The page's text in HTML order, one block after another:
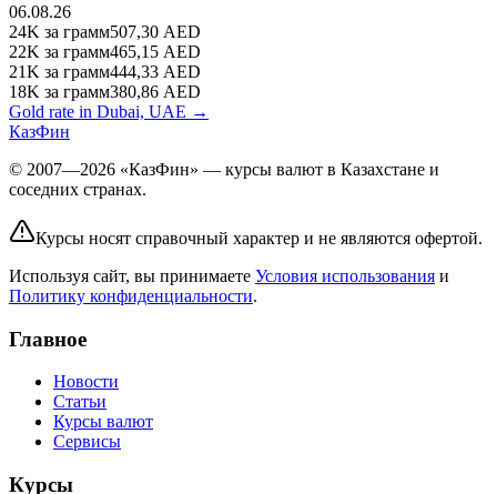
06.08.26
24K за грамм507,30 AED
22K за грамм465,15 AED
21K за грамм444,33 AED
18K за грамм380,86 AED
Gold rate in Dubai, UAE →
КазФин
© 2007—2026 «КазФин» — курсы валют в Казахстане и
соседних странах.
Курсы носят справочный характер и не являются офертой.
Используя сайт, вы принимаете Условия использования и
Политику конфиденциальности.
Главное
Новости
Статьи
Курсы валют
Сервисы
Курсы